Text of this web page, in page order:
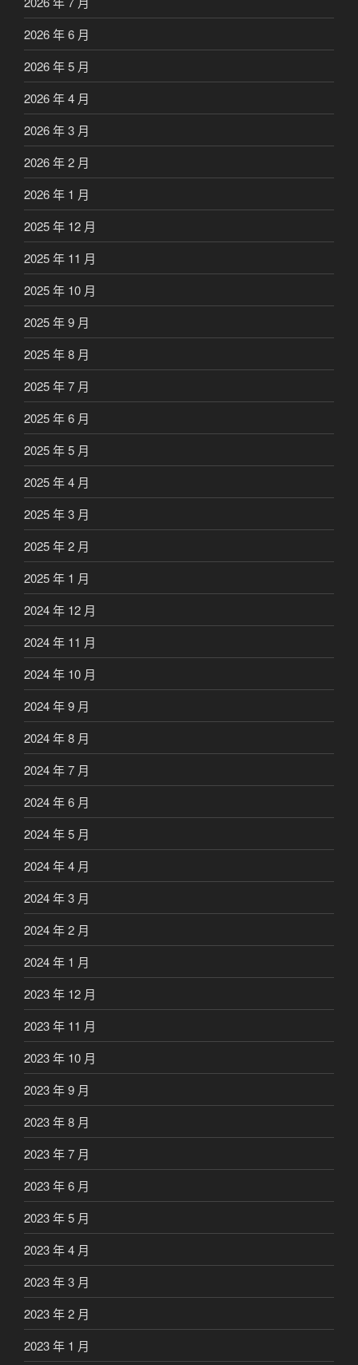
2026 年 6 月
2026 年 5 月
2026 年 4 月
2026 年 3 月
2026 年 2 月
2026 年 1 月
2025 年 12 月
2025 年 11 月
2025 年 10 月
2025 年 9 月
2025 年 8 月
2025 年 7 月
2025 年 6 月
2025 年 5 月
2025 年 4 月
2025 年 3 月
2025 年 2 月
2025 年 1 月
2024 年 12 月
2024 年 11 月
2024 年 10 月
2024 年 9 月
2024 年 8 月
2024 年 7 月
2024 年 6 月
2024 年 5 月
2024 年 4 月
2024 年 3 月
2024 年 2 月
2024 年 1 月
2023 年 12 月
2023 年 11 月
2023 年 10 月
2023 年 9 月
2023 年 8 月
2023 年 7 月
2023 年 6 月
2023 年 5 月
2023 年 4 月
2023 年 3 月
2023 年 2 月
2023 年 1 月